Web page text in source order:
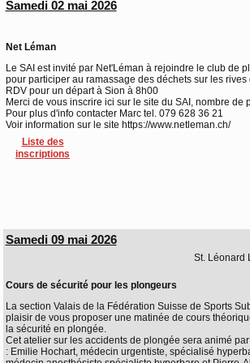
Samedi 02 mai 2026
Net Léman
Le SAI est invité par Net'Léman à rejoindre le club de
pour participer au ramassage des déchets sur les rives
RDV pour un départ à Sion à 8h00
Merci de vous inscrire ici sur le site du SAI, nombre de
Pour plus d'info contacter Marc tel. 079 628 36 21
Voir information sur le site https://www.netleman.ch/
Liste des
inscriptions
Samedi 09 mai 2026
St. Léonard
Cours de sécurité pour les plongeurs
La section Valais de la Fédération Suisse de Sports
plaisir de vous proposer une matinée de cours
la sécurité en plongée.
Cet atelier sur les accidents de plongée sera animé
: Emilie Hochart, médecin urgentiste, spécialisé